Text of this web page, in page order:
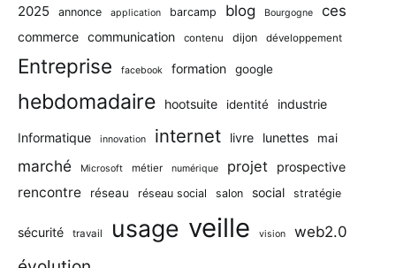
2025 annonce application barcamp blog Bourgogne ces
commerce communication contenu dijon développement
Entreprise facebook formation google
hebdomadaire hootsuite identité industrie
Informatique innovation internet livre lunettes mai
marché Microsoft métier numérique projet prospective
rencontre réseau réseau social salon social stratégie
sécurité travail usage veille vision web2.0